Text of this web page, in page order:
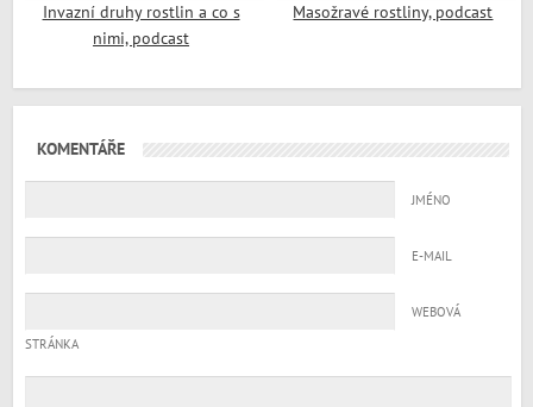
Invazní druhy rostlin a co s
nimi, podcast
Masožravé rostliny, podcast
KOMENTÁŘE
JMÉNO
E-MAIL
WEBOVÁ
STRÁNKA